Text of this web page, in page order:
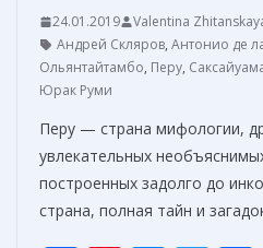
24.01.2019 Valentina
Андрей Скляров, Антонио де
Ольянтайтамбо, Перу,
Юрак Руми
Перу — страна мифологии,
увлекательных
построенных задолго до
страна, полная тайн и